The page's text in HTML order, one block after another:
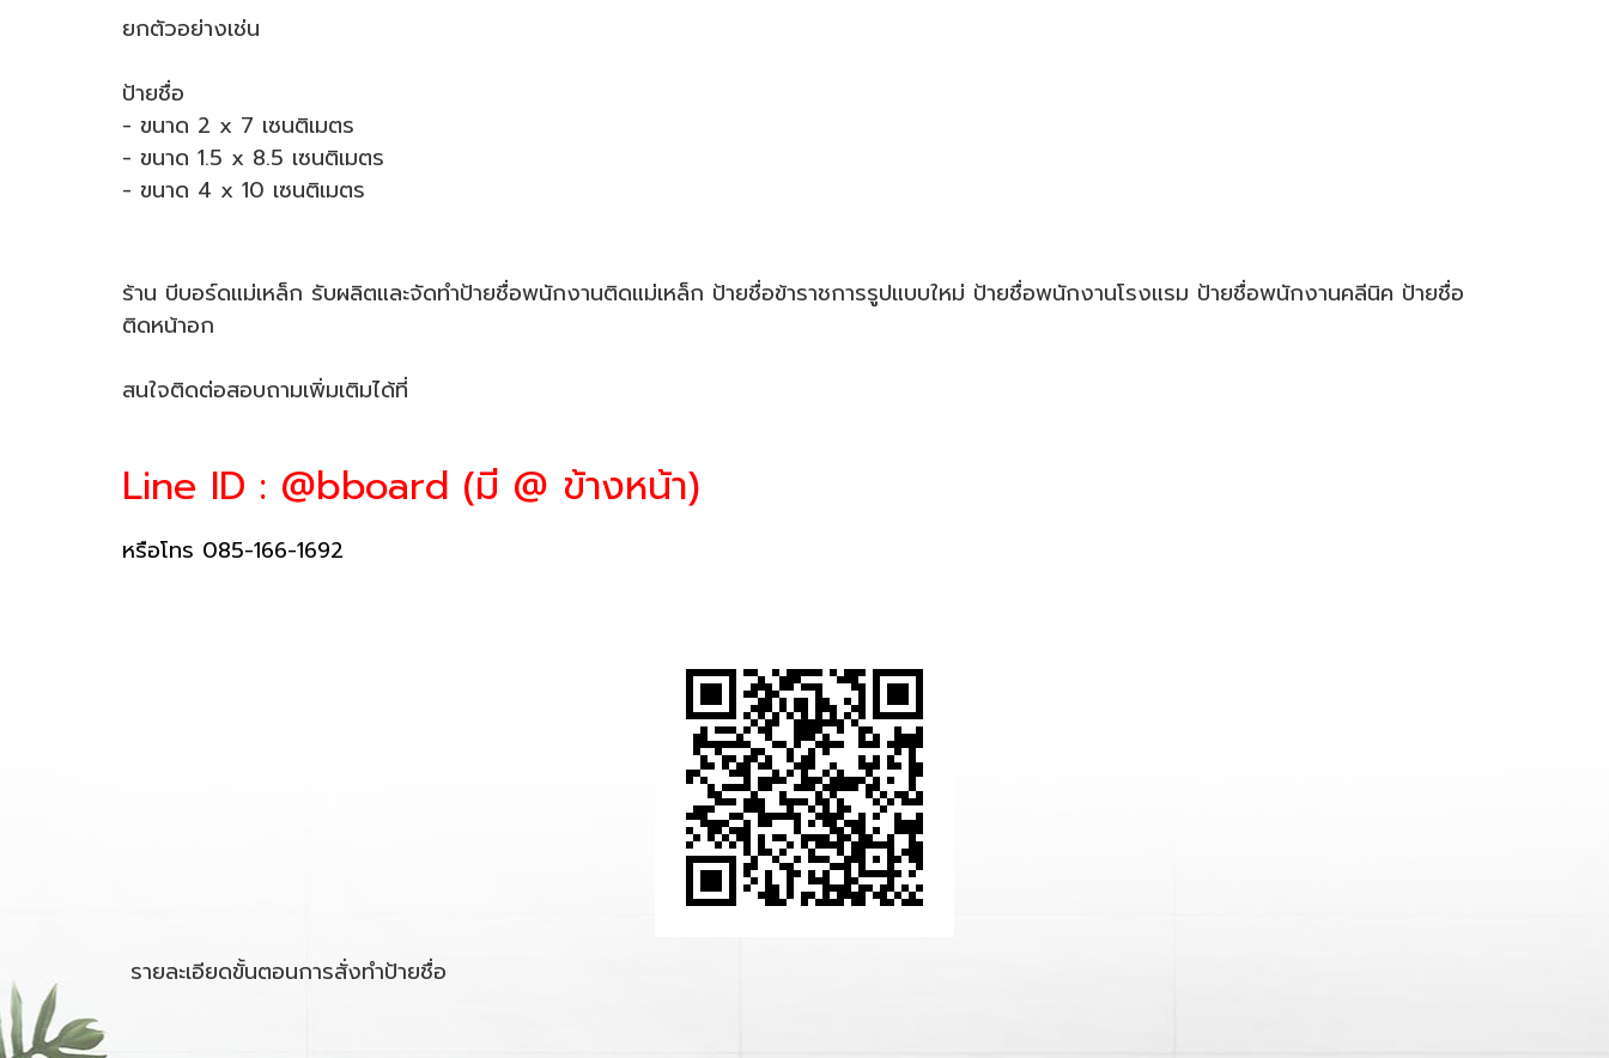
ยกตัวอย่างเช่น
ป้ายชื่อ
- ขนาด 2 x 7 เซนติเมตร
- ขนาด 1.5 x 8.5 เซนติเมตร
- ขนาด 4 x 10 เซนติเมตร
ร้าน บีบอร์ดแม่เหล็ก รับผลิตและจัดทำป้ายชื่อพนักงานติดแม่เหล็ก ป้ายชื่อข้าราชการรูปแบบใหม่ ป้ายชื่อพนักงานโรงแรม ป้ายชื่อพนักงานคลีนิค ป้ายชื่อ
ติดหน้าอก
สนใจติดต่อสอบถามเพิ่มเติมได้ที่
Line ID : @bboard (มี @ ข้างหน้า)
หรือโทร 085-166-1692
รายละเอียดขั้นตอนการสั่งทำป้ายชื่อ